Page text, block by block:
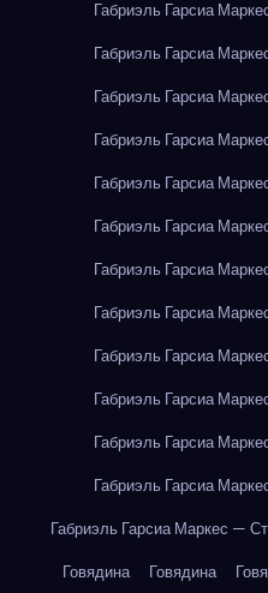
Габриэль Гарсиа
Габриэль Гарсиа
Габриэль Гарсиа
Габриэль Гарсиа
Габриэль Гарсиа
Габриэль Гарсиа
Габриэль Гарсиа
Габриэль Гарсиа
Габриэль Гарсиа
Габриэль Гарсиа
Габриэль Гарсиа
Габриэль Гарсиа
Габриэль Гарсиа Маркес —
Говядина
Говядина